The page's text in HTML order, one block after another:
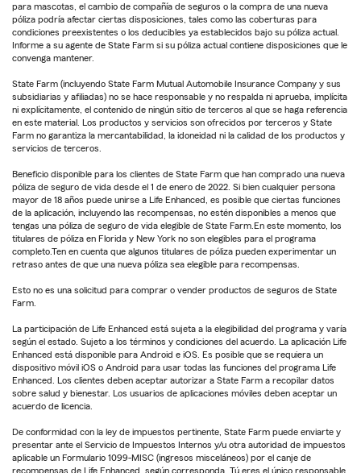
para mascotas, el cambio de compañía de seguros o la compra de una nueva
póliza podría afectar ciertas disposiciones, tales como las coberturas para
condiciones preexistentes o los deducibles ya establecidos bajo su póliza actual.
Informe a su agente de State Farm si su póliza actual contiene disposiciones que le
convenga mantener.
State Farm (incluyendo State Farm Mutual Automobile Insurance Company y sus
subsidiarias y afiliadas) no se hace responsable y no respalda ni aprueba, implícita
ni explícitamente, el contenido de ningún sitio de terceros al que se haga referencia
en este material. Los productos y servicios son ofrecidos por terceros y State
Farm no garantiza la mercantabilidad, la idoneidad ni la calidad de los productos y
servicios de terceros.
Beneficio disponible para los clientes de State Farm que han comprado una nueva
póliza de seguro de vida desde el 1 de enero de 2022. Si bien cualquier persona
mayor de 18 años puede unirse a Life Enhanced, es posible que ciertas funciones
de la aplicación, incluyendo las recompensas, no estén disponibles a menos que
tengas una póliza de seguro de vida elegible de State Farm.En este momento, los
titulares de póliza en Florida y New York no son elegibles para el programa
completo.Ten en cuenta que algunos titulares de póliza pueden experimentar un
retraso antes de que una nueva póliza sea elegible para recompensas.
Esto no es una solicitud para comprar o vender productos de seguros de State
Farm.
La participación de Life Enhanced está sujeta a la elegibilidad del programa y varía
según el estado. Sujeto a los términos y condiciones del acuerdo. La aplicación Life
Enhanced está disponible para Android e iOS. Es posible que se requiera un
dispositivo móvil iOS o Android para usar todas las funciones del programa Life
Enhanced. Los clientes deben aceptar autorizar a State Farm a recopilar datos
sobre salud y bienestar. Los usuarios de aplicaciones móviles deben aceptar un
acuerdo de licencia.
De conformidad con la ley de impuestos pertinente, State Farm puede enviarte y
presentar ante el Servicio de Impuestos Internos y/u otra autoridad de impuestos
aplicable un Formulario 1099-MISC (ingresos misceláneos) por el canje de
recompensas de Life Enhanced, según corresponda. Tú eres el único responsable